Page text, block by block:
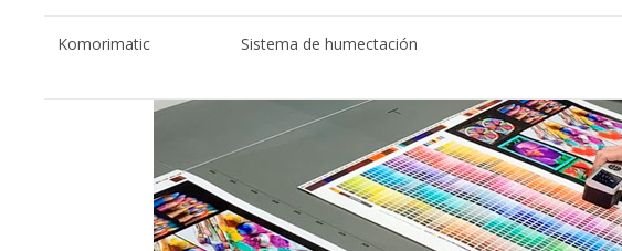
Komorimatic Sistema de humectación